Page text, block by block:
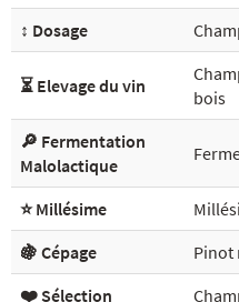
↕️ Dosage
⏳ Elevage du vin
bois
🔎 Fermentation
Malolactique
⭐ Millésime
🍇 Cépage
Pinot
❤️ Sélection